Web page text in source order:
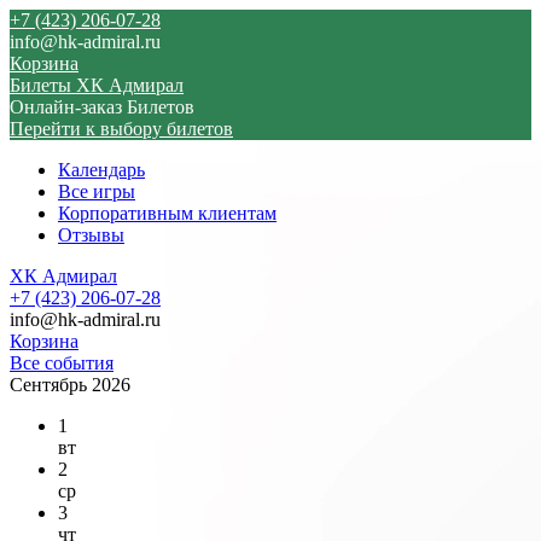
+7 (423) 206-07-28
info@hk-admiral.ru
Корзина
Билеты ХК Адмирал
Онлайн-заказ Билетов
Перейти к выбору билетов
Календарь
Все игры
Корпоративным клиентам
Отзывы
ХК Адмирал
+7 (423) 206-07-28
info@hk-admiral.ru
Корзина
Все события
Сентябрь 2026
1
вт
2
ср
3
чт